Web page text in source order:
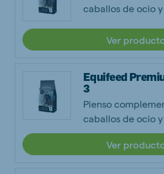
caballos de ocio
Ver
Equifeed
3
Pienso
caballos de ocio
Ver